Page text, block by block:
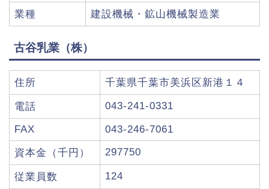
業種 建設機械・鉱山機械製造業
古谷乳業（株）
住所 千葉県千葉市美浜区新港１４
電話 043-241-0331
FAX 043-246-7061
資本金（千円） 297750
従業員数 124